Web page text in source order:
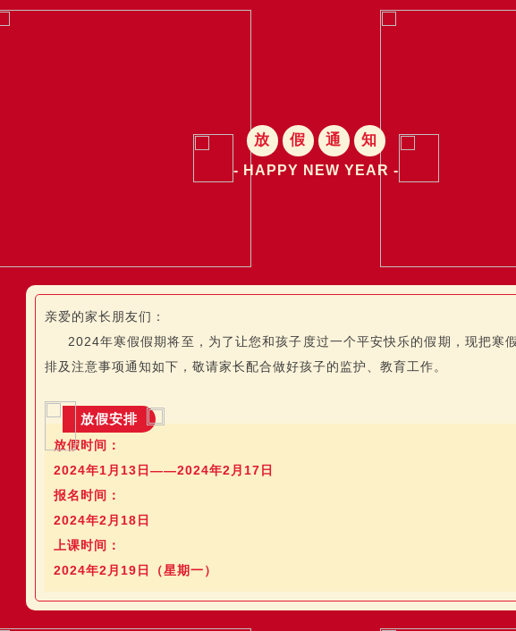
放 假 通 知
- HAPPY NEW YEAR -
亲爱的家长朋友们：
2024年寒假假期将至，为了让您和孩子度过一个平安快乐的假期，现把寒
排及注意事项通知如下，敬请家长配合做好孩子的监护、教育工作。
放假安排
放假时间：
2024年1月13日——2024年2月17日
报名时间：
2024年2月18日
上课时间：
2024年2月19日（星期一）